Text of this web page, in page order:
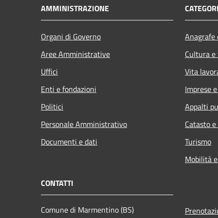
AMMINISTRAZIONE
Organi di Governo
Aree Amministrative
Uffici
Enti e fondazioni
Politici
Personale Amministrativo
Documenti e dati
Cultura
Vita
Imprese
Appalti
Catasto
Turismo
Mobilità
CONTATTI
Comune di Marmentino (BS)